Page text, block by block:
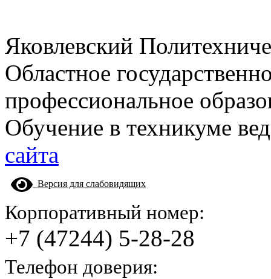
Яковлевский
Областное
профессиональное
Обучение в техникуме
сайта
Версия для слабовидящих
Корпоративный номер:
+7 (47244) 5-28-28
Телефон доверия: